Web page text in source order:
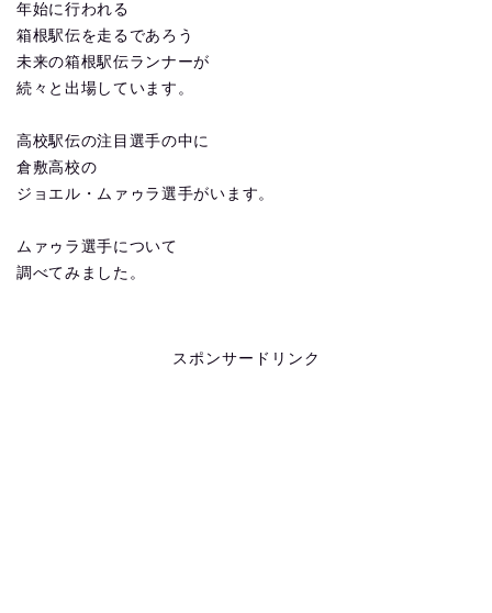
年始に行われる
箱根駅伝を走るであろう
未来の箱根駅伝ランナーが
続々と出場しています。
高校駅伝の注目選手の中に
倉敷高校の
ジョエル・ムァゥラ選手がいます。
ムァゥラ選手について
調べてみました。
スポンサードリンク